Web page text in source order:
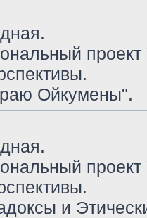
Ойкумены".
и